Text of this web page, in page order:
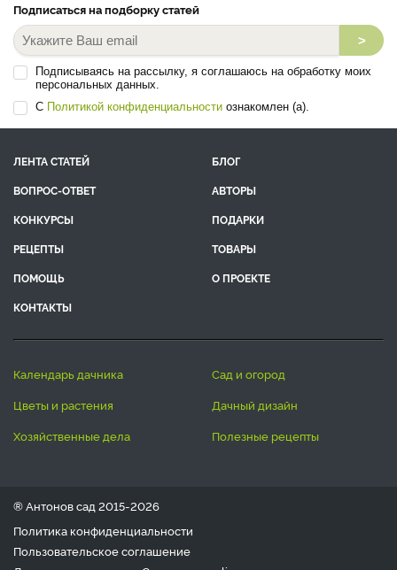
Подписаться на подборку статей
>
Подписываясь на рассылку, я соглашаюсь на обработку моих
персональных данных.
С Политикой конфиденциальности ознакомлен (а).
ЛЕНТА СТАТЕЙ
БЛОГ
ВОПРОС-ОТВЕТ
АВТОРЫ
КОНКУРСЫ
ПОДАРКИ
РЕЦЕПТЫ
ТОВАРЫ
ПОМОЩЬ
О ПРОЕКТЕ
КОНТАКТЫ
календарь дачника
сад и огород
цветы и растения
дачный дизайн
хозяйственные дела
полезные рецепты
® Антонов сад 2015-2026
Политика конфиденциальности
Пользовательское соглашение